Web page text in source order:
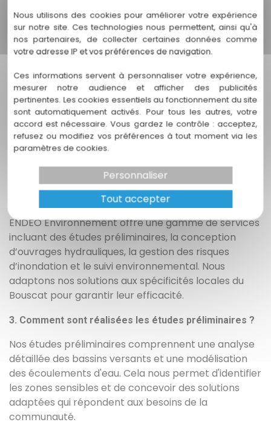
FAQ sur la Gestion des Eaux Pluviales au
Bouscat
1. Pourquoi la gestion des eaux pluviales est-elle
La gestion des eaux pluviales est cruciale pour
prévenir les inondations, protéger les infrastructures
et préserver la qualité de l'eau. Une étude récente a
révélé que70 % des communes en France ont été
confrontées à des risques d'inondation au cours
nécessité d'une approche proactive.
2. Quels services propose ENDEO Environnement ?
ENDEO Environnement offre une gamme de services
incluant des études préliminaires, la conception
d’ouvrages hydrauliques, la gestion des risques
d’inondation et le suivi environnemental. Nous
adaptons nos solutions aux spécificités locales du
Bouscat pour garantir leur efficacité.
3. Comment sont réalisées les études préliminaires ?
Nos études préliminaires comprennent une analyse
détaillée des bassins versants et une modélisation
des écoulements d'eau. Cela nous permet d'identifier
les zones sensibles et de concevoir des solutions
adaptées qui répondent aux besoins de la
communauté.
Nous utilisons des cookies pour améliorer votre expérience
sur notre site. Ces technologies nous permettent, ainsi qu'à
nos partenaires, de collecter certaines données comme
votre adresse IP et vos préférences de navigation.
Ces informations servent à personnaliser votre expérience,
mesurer notre audience et afficher des publicités
pertinentes. Les cookies essentiels au fonctionnement du site
sont automatiquement activés. Pour tous les autres, votre
accord est nécessaire. Vous gardez le contrôle : acceptez,
refusez ou modifiez vos préférences à tout moment via les
paramètres de cookies.
Tout accepter
Personnaliser